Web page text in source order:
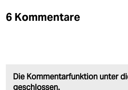
6 Kommentare
Die Kommentarfunktion unter
geschlossen.